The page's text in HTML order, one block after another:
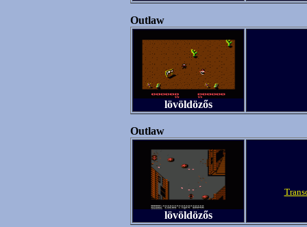
Outlaw
lövöldözős
Outlaw
lövöldözős